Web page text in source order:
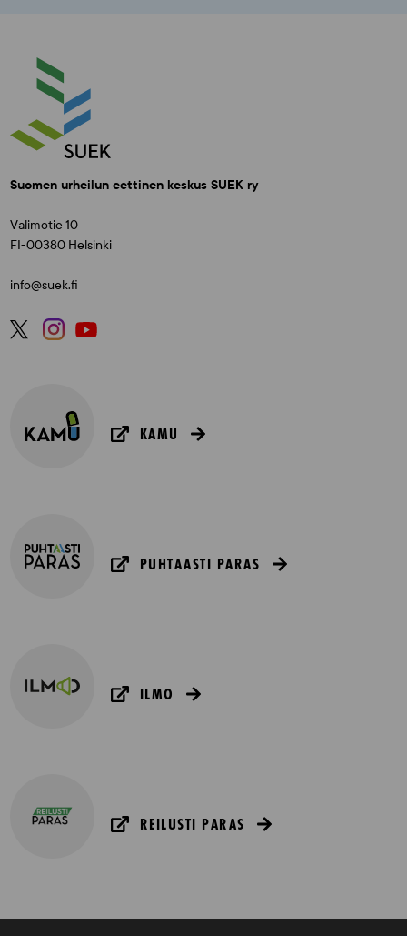
Suomen urheilun eettinen keskus SUEK ry
Valimotie 10
FI-00380 Helsinki
info@suek.fi
KAMU
PUHTAASTI PARAS
ILMO
REILUSTI PARAS